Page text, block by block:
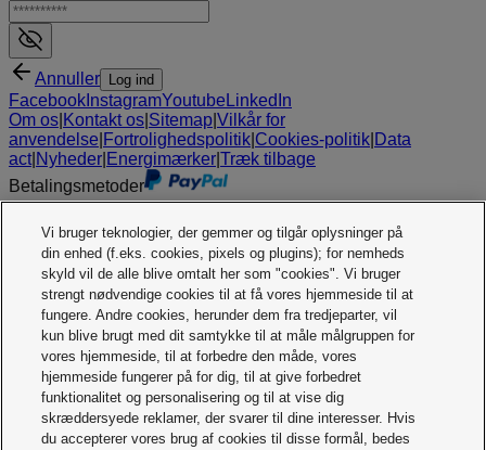
Annuller Log ind
Facebook InstagramYoutube LinkedIn
Om os Kontakt os Sitemap Vilkår for
anvendelse Fortrolighedspolitik Cookies-politik Data
act| Nyheder Energimærker Træk tilbage
Betalingsmetoder
Vi bruger teknologier, der gemmer og tilgår oplysninger på
din enhed (f.eks. cookies, pixels og plugins); for nemheds
skyld vil de alle blive omtalt her som "cookies". Vi bruger
strengt nødvendige cookies til at få vores hjemmeside til at
fungere. Andre cookies, herunder dem fra tredjeparter, vil
kun blive brugt med dit samtykke til at måle målgruppen for
vores hjemmeside, til at forbedre den måde, vores
hjemmeside fungerer på for dig, til at give forbedret
funktionalitet og personalisering og til at vise dig
skræddersyede reklamer, der svarer til dine interesser. Hvis
du accepterer vores brug af cookies til disse formål, bedes